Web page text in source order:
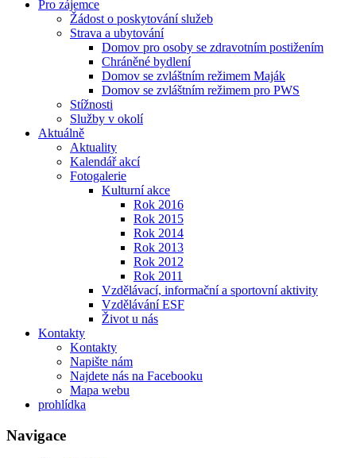
Pro zájemce
Žádost o poskytování služeb
Strava a ubytování
Domov pro osoby se zdravotním postižením
Chráněné bydlení
Domov se zvláštním režimem Maják
Domov se zvláštním režimem pro PWS
Stížnosti
Služby v okolí
Aktuálně
Aktuality
Kalendář akcí
Fotogalerie
Kulturní akce
Rok 2016
Rok 2015
Rok 2014
Rok 2013
Rok 2012
Rok 2011
Vzdělávací, informační a sportovní aktivity
Vzdělávání ESF
Život u nás
Kontakty
Kontakty
Napište nám
Najdete nás na Facebooku
Mapa webu
prohlídka
Navigace